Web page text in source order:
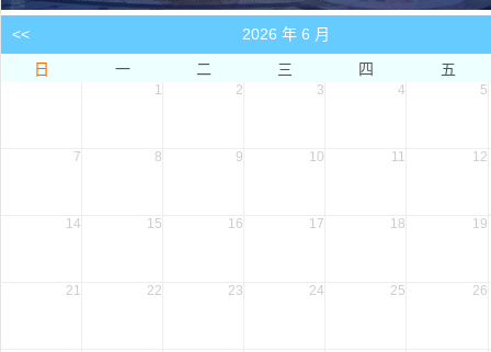
<<
2026 年 6 月
日
一 二 三 四 五
1 2 3 4 5
7 8 9 10 11 12
14 15 16 17 18 19
21 22 23 24 25 26